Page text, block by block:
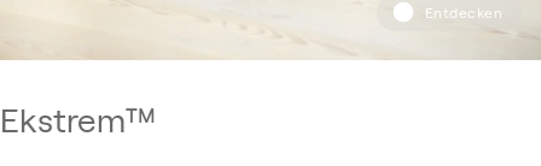
habe mehr Freude an dieser Bewegungslosigkeit, an der Stille
als am Laufen. Ich liebe meinen Holzofen, was soll ich sagen.